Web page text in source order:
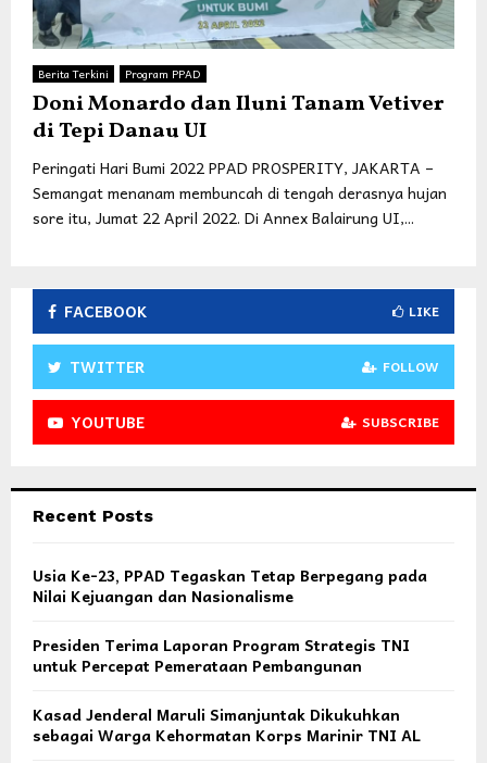
Berita Terkini Program PPAD
Doni Monardo dan Iluni Tanam Vetiver
di Tepi Danau UI
Peringati Hari Bumi 2022 PPAD PROSPERITY, JAKARTA –
Semangat menanam membuncah di tengah derasnya hujan
sore itu, Jumat 22 April 2022. Di Annex Balairung UI,...
FACEBOOK LIKE
TWITTER FOLLOW
YOUTUBE SUBSCRIBE
Recent Posts
Usia Ke-23, PPAD Tegaskan Tetap Berpegang pada
Nilai Kejuangan dan Nasionalisme
Presiden Terima Laporan Program Strategis TNI
untuk Percepat Pemerataan Pembangunan
Kasad Jenderal Maruli Simanjuntak Dikukuhkan
sebagai Warga Kehormatan Korps Marinir TNI AL